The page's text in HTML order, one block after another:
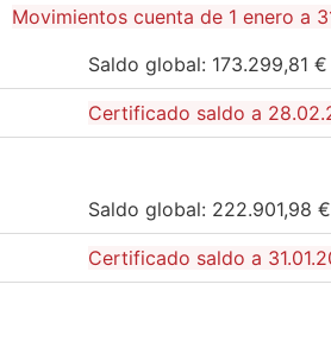
Movimientos cuenta de 1 enero a
Saldo global: 173.299,81 €
Certificado saldo a
Saldo global: 222.901,98 €
Certificado saldo a